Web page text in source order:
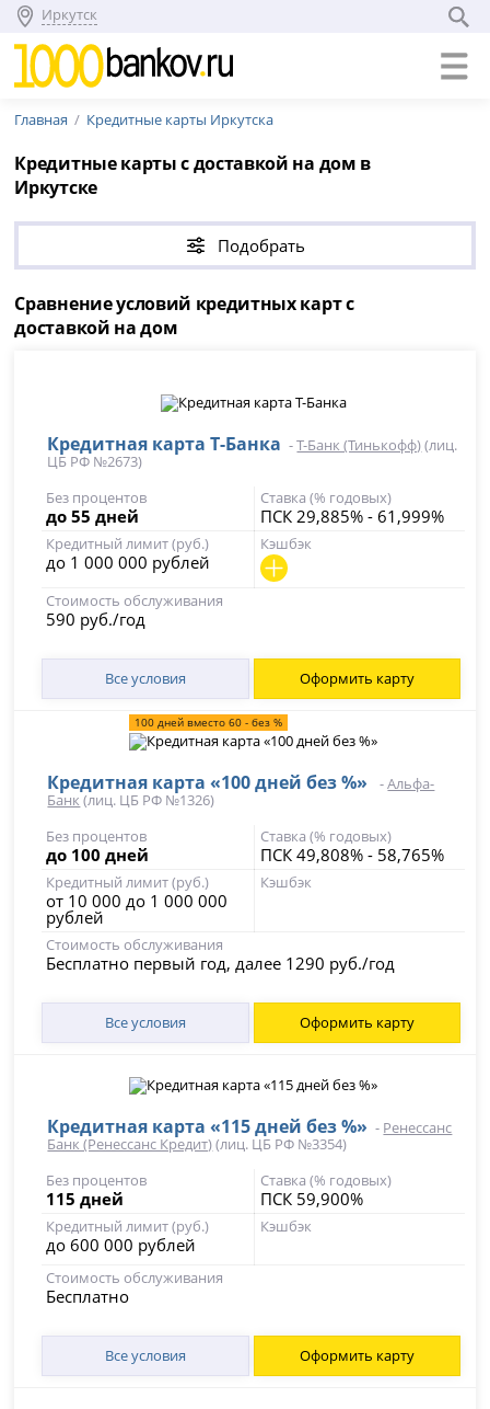
Иркутск
Главная Кредитные карты Иркутска
Кредитные карты с доставкой на дом в
Иркутске
Подобрать
Сравнение условий кредитных карт с
доставкой на дом
Кредитная карта Т-Банка -Т-Банк (Тинькофф)(лиц.
ЦБ РФ №2673)
Без процентов
до 55 дней
Ставка (% годовых)
ПСК 29,885% - 61,999%
Кредитный лимит (руб.)
до 1 000 000 рублей
Кэшбэк
Стоимость обслуживания
590 руб./год
Все условия Оформить карту
100 дней вместо 60 - без %
Кредитная карта «100 дней без %» -Альфа-
Банк (лиц. ЦБ РФ №1326)
Без процентов
до 100 дней
Ставка (% годовых)
ПСК 49,808% - 58,765%
Кредитный лимит (руб.)
от 10 000 до 1 000 000
рублей
Кэшбэк
Стоимость обслуживания
Бесплатно первый год, далее 1290 руб./год
Все условия Оформить карту
Кредитная карта «115 дней без %» - Ренессанс
Банк (Ренессанс Кредит)(лиц. ЦБ РФ №3354)
Без процентов
115 дней
Ставка (% годовых)
ПСК 59,900%
Кредитный лимит (руб.)
до 600 000 рублей
Кэшбэк
Стоимость обслуживания
Бесплатно
Все условия Оформить карту